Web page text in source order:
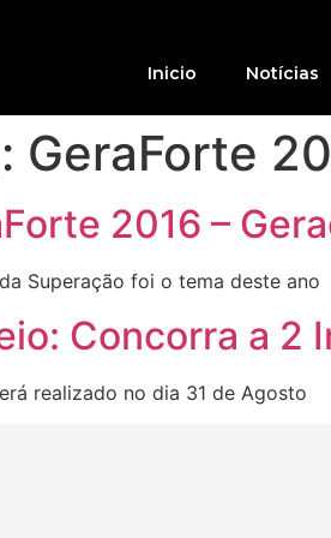
Inicio Notícias
GeraForte
2016 –
Superação foi o tema deste ano
Concorra a 2
realizado no dia 31 de Agosto